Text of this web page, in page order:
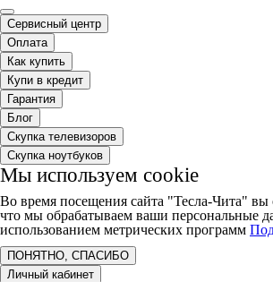
Сервисный центр
Оплата
Как купить
Купи в кредит
Гарантия
Блог
Скупка телевизоров
Скупка ноутбуков
Мы используем cookie
Во время посещения сайта "Тесла-Чита" вы
что мы обрабатываем ваши персональные
использованием метрических программ
ПОНЯТНО, СПАСИБО
Личный кабинет